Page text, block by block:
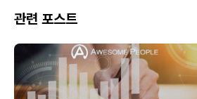
관련 포스트